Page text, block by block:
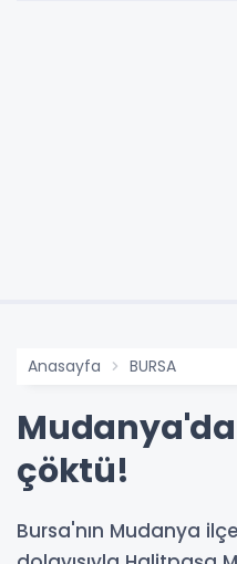
Anasayfa BURSA
çöktü!
Bursa'nın Mudanya